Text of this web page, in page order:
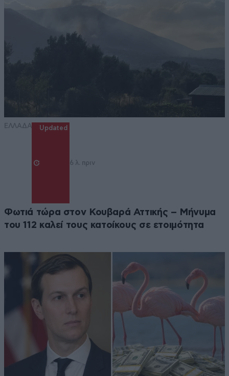
ΕΛΛΑΔΑ Updated
6 λ. πριν
Φωτιά τώρα στον Κουβαρά Αττικής – Μήνυμα
του 112 καλεί τους κατοίκους σε ετοιμότητα